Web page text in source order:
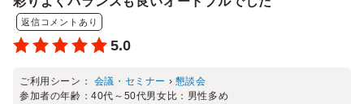
返信コメントあり
5.0
ご利用シーン： 会議・セミナー › 懇談会
参加者の年齢：40代～50代男女比： 男性多め